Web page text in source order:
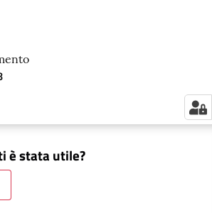
è stata utile?